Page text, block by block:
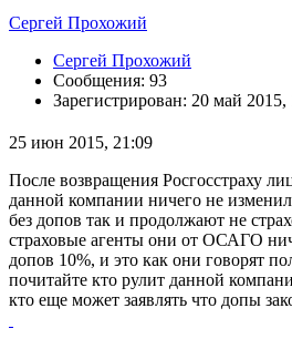
Сергей Прохожий
Сергей Прохожий
Сообщения: 93
Зарегистрирован: 20 май 2015,
25 июн 2015, 21:09
После возвращения Росгосстраху
данной компании ничего не
без допов так и продолжают не
страховые агенты они от ОСАГО
допов 10%, и это как они говорят
почитайте кто рулит данной
кто еще может заявлять что допы